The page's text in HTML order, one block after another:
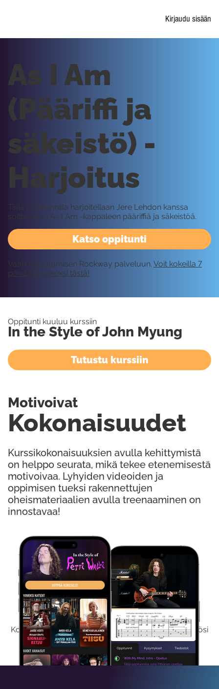
Kirjaudu sisään
Kokeile Ilmaiseksi
Kokeilemalla ilmaiseksi saat koko sisältömme käyttöösi
viikon ajaksi.
Katso oppitunti
As I Am
(Pääriffi ja
säkeistö) -
Harjoitus
Tällä oppitunnilla harjoitellaan Jere Lehdon kanssa
soittamaan As I Am -kappaleen pääriffiä ja säkeistöä.
Vaatii kirjautumisen Rockway palveluun. Voit kokeilla 7
päivää ilmaiseksi tästä!
Oppitunti kuuluu kurssiin
In the Style of John Myung
Tutustu kurssiin
Kurssikokonaisuuksien avulla kehittymistä
on helppo seurata, mikä tekee etenemisestä
motivoivaa. Lyhyiden videoiden ja
oppimisen tueksi rakennettujen
oheismateriaalien avulla treenaaminen on
innostavaa!
Kokonaisuudet
Motivoivat